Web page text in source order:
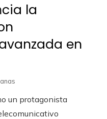
la
en
un protagonista